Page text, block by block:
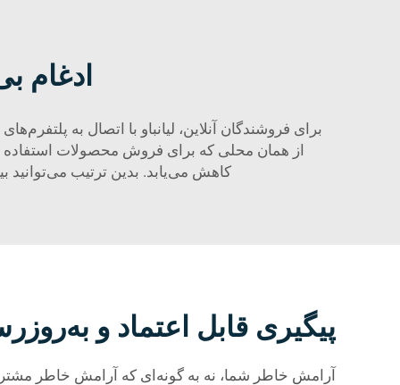
ادغام
برای فروشندگان آنلاین، لیانباو با اتصال به
از همان محلی که برای فروش محصولات استفاده
کاهش می‌یابد. بدین ترتیب
پیگیری قابل اعتماد و
آرامش خاطر شما، نه به گونه‌ای که آرامش خاطر